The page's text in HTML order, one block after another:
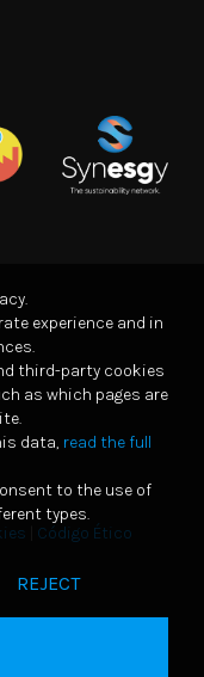
Código Ético
experience and in
third-party cookies
as which pages are
data, read the full
to the use of
types.
REJECT